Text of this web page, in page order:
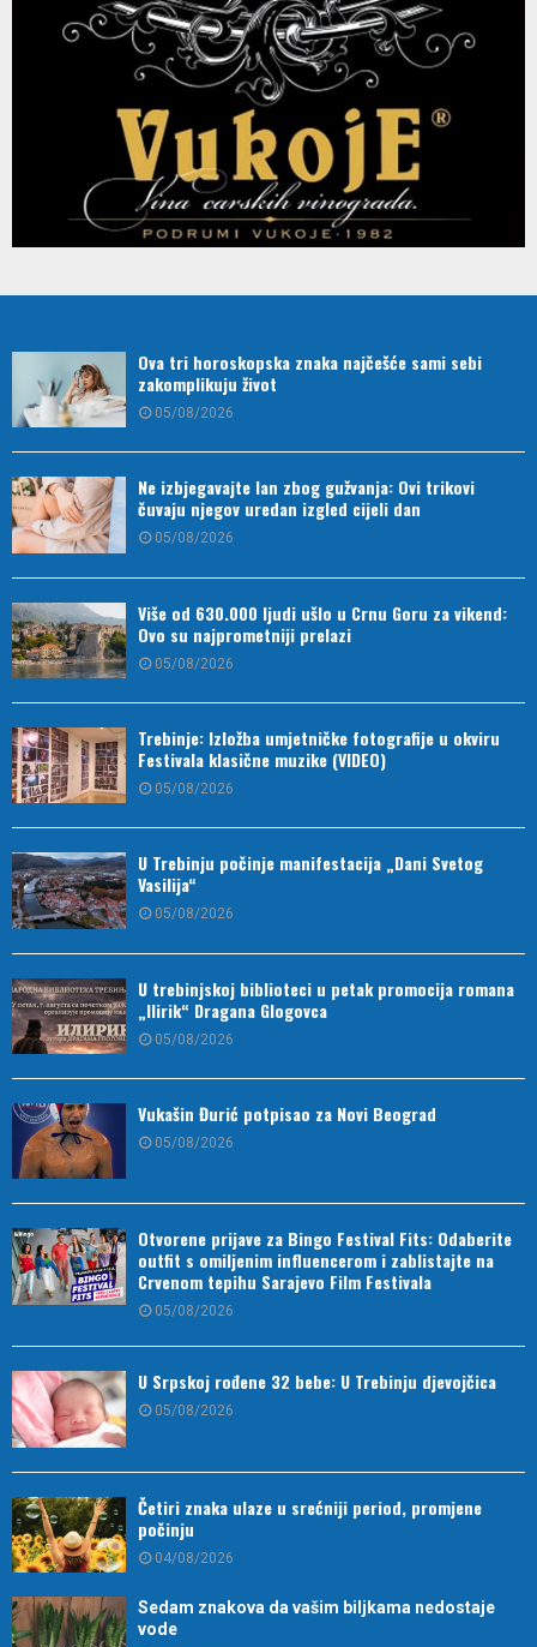
Ova tri horoskopska znaka najčešće sami sebi
zakomplikuju život
05/08/2026
Ne izbjegavajte lan zbog gužvanja: Ovi trikovi
čuvaju njegov uredan izgled cijeli dan
05/08/2026
Više od 630.000 ljudi ušlo u Crnu Goru za vikend:
Ovo su najprometniji prelazi
05/08/2026
Trebinje: Izložba umjetničke fotografije u okviru
Festivala klasične muzike (VIDEO)
05/08/2026
U Trebinju počinje manifestacija „Dani Svetog
Vasilija“
05/08/2026
U trebinjskoj biblioteci u petak promocija romana
„Ilirik“ Dragana Glogovca
05/08/2026
Vukašin Đurić potpisao za Novi Beograd
05/08/2026
Otvorene prijave za Bingo Festival Fits: Odaberite
outfit s omiljenim influencerom i zablistajte na
Crvenom tepihu Sarajevo Film Festivala
05/08/2026
U Srpskoj rođene 32 bebe: U Trebinju djevojčica
05/08/2026
Četiri znaka ulaze u srećniji period, promjene
počinju
04/08/2026
Sedam znakova da vašim biljkama nedostaje
vode